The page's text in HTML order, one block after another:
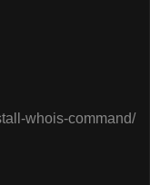
whois-command/